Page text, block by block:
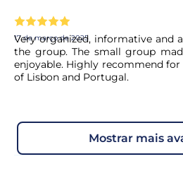
17 de março de 2025
Very organized, informative and
the group. The small group
enjoyable. Highly recommend
of Lisbon and Portugal.
mostrar mais